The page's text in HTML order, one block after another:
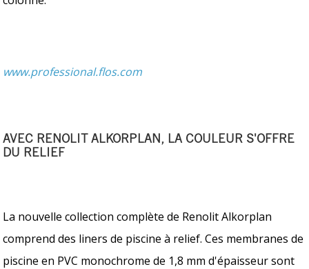
www.professional.flos.com
AVEC RENOLIT ALKORPLAN, LA COULEUR S'OFFRE
DU RELIEF
La nouvelle collection complète de Renolit Alkorplan
comprend des liners de piscine à relief. Ces membranes de
piscine en PVC monochrome de 1,8 mm d'épaisseur sont